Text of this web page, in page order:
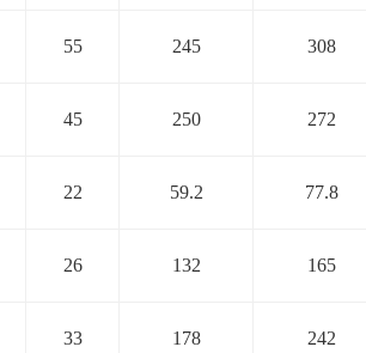
55 245 308
45 250 272
22 59.2 77.8
26 132 165
33 178 242